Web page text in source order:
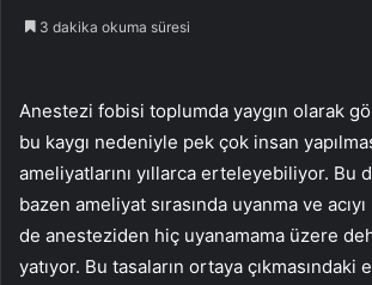
3 dakika okuma süresi
Anestezi fobisi toplumda yaygın olarak
bu kaygı nedeniyle pek çok insan
ameliyatlarını yıllarca erteleyebiliyor. Bu
bazen ameliyat sırasında uyanma ve
de anesteziden hiç uyanamama üzere
yatıyor. Bu tasaların ortaya çıkmasındaki